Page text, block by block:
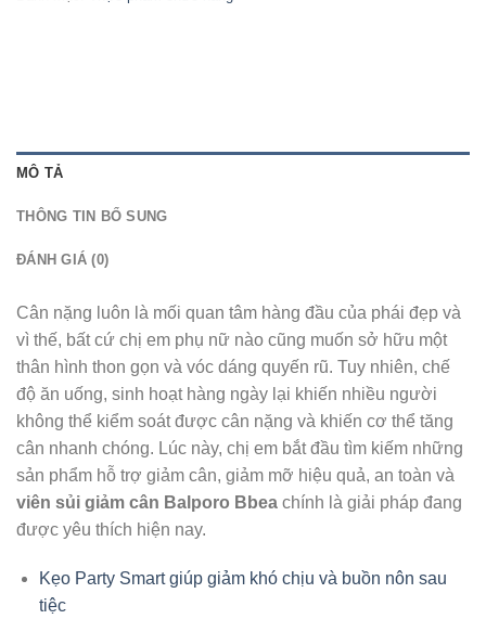
MÔ TẢ
THÔNG TIN BỔ SUNG
ĐÁNH GIÁ (0)
Cân nặng luôn là mối quan tâm hàng đầu của phái đẹp và
vì thế, bất cứ chị em phụ nữ nào cũng muốn sở hữu một
thân hình thon gọn và vóc dáng quyến rũ. Tuy nhiên, chế
độ ăn uống, sinh hoạt hàng ngày lại khiến nhiều người
không thể kiểm soát được cân nặng và khiến cơ thể tăng
cân nhanh chóng. Lúc này, chị em bắt đầu tìm kiếm những
sản phẩm hỗ trợ giảm cân, giảm mỡ hiệu quả, an toàn và
viên sủi giảm cân Balporo Bbea chính là giải pháp đang
được yêu thích hiện nay.
Kẹo Party Smart giúp giảm khó chịu và buồn nôn sau
tiệc